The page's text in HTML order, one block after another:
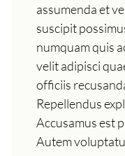
assumenda et
suscipit
numquam quis
velit adipisci
officiis
Repellendus
Accusamus est
Autem